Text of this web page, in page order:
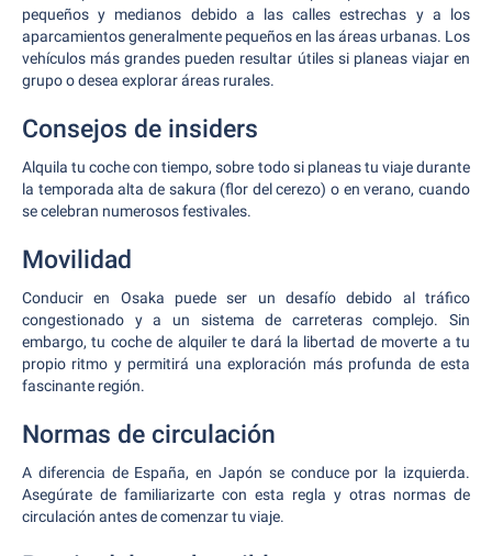
pequeños y medianos debido a las calles estrechas y a los
aparcamientos generalmente pequeños en las áreas urbanas. Los
vehículos más grandes pueden resultar útiles si planeas viajar en
grupo o desea explorar áreas rurales.
Consejos de insiders
Alquila tu coche con tiempo, sobre todo si planeas tu viaje durante
la temporada alta de sakura (flor del cerezo) o en verano, cuando
se celebran numerosos festivales.
Movilidad
Conducir en Osaka puede ser un desafío debido al tráfico
congestionado y a un sistema de carreteras complejo. Sin
embargo, tu coche de alquiler te dará la libertad de moverte a tu
propio ritmo y permitirá una exploración más profunda de esta
fascinante región.
Normas de circulación
A diferencia de España, en Japón se conduce por la izquierda.
Asegúrate de familiarizarte con esta regla y otras normas de
circulación antes de comenzar tu viaje.